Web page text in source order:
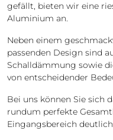
gefällt, bieten wir eine
Aluminium an.
Neben einem
passenden Design sind
Schalldämmung sowie
von entscheidender
Bei uns können Sie sich
rundum perfekte
Eingangsbereich